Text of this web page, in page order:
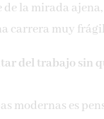
de la mirada
carrera muy
del trabajo sin
modernas es